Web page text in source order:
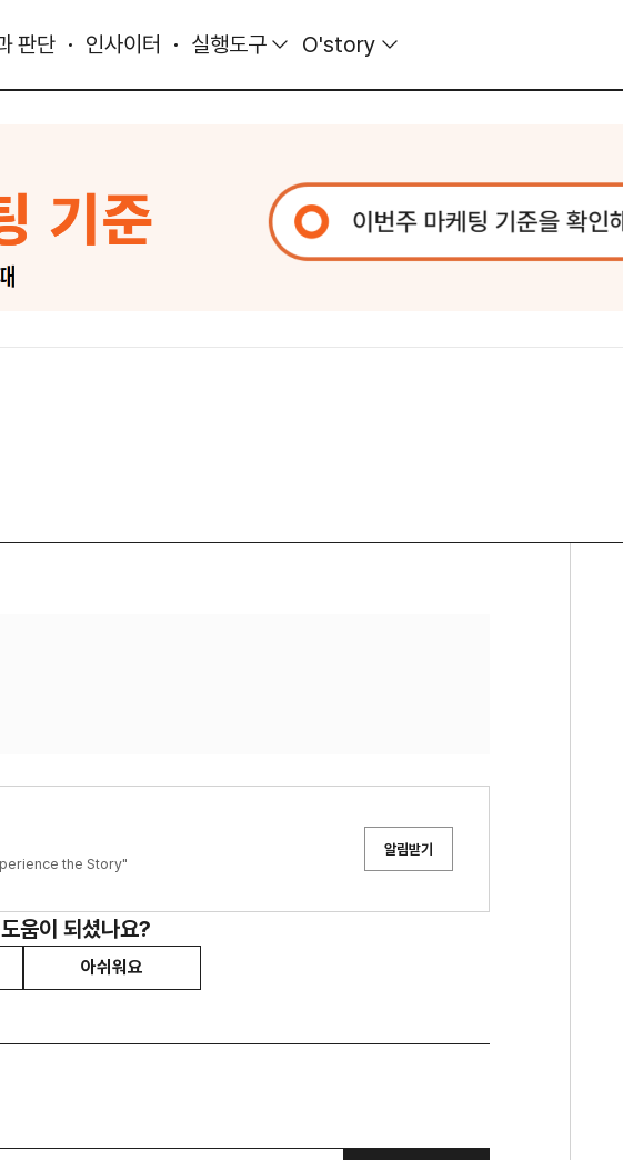
판단 인사이터 실행도구 O'story
the Story"
알림받기
움이 되셨나요?
아쉬워요